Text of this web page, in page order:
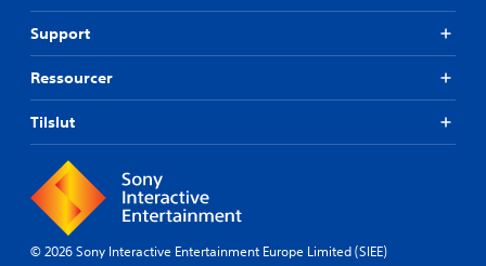
Support
Ressourcer
Tilslut
© 2026 Sony Interactive Entertainment Europe Limited (SIEE)